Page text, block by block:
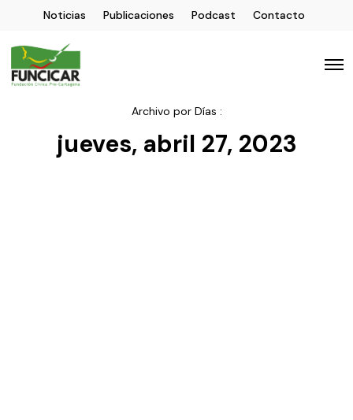
Noticias Publicaciones Podcast Contacto
Archivo por Días :
jueves, abril 27, 2023